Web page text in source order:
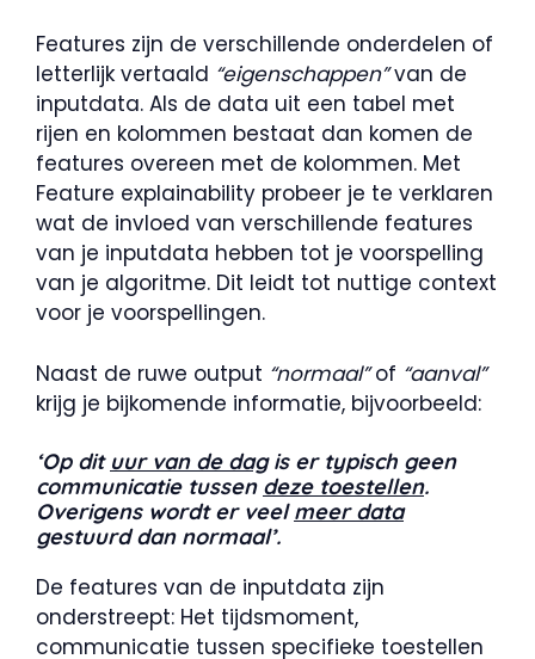
Features zijn de verschillende onderdelen of
letterlijk vertaald “eigenschappen”van de
inputdata. Als de data uit een tabel met
rijen en kolommen bestaat dan komen de
features overeen met de kolommen. Met
Feature explainability probeer je te verklaren
wat de invloed van verschillende features
van je inputdata hebben tot je voorspelling
van je algoritme. Dit leidt tot nuttige context
voor je voorspellingen.
Naast de ruwe output “normaal”of “aanval”
krijg je bijkomende informatie, bijvoorbeeld:
‘Op dit uur van de dagis er typisch geen
communicatie tussen deze toestellen.
Overigens wordt er veelmeer data
gestuurd dan normaal’.
De features van de inputdata zijn
onderstreept: Het tijdsmoment,
communicatie tussen specifieke toestellen